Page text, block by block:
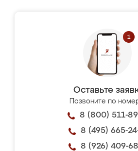
Оставьте
Позвоните по
8 (800) 511-
8 (495) 665-
8 (926) 409-